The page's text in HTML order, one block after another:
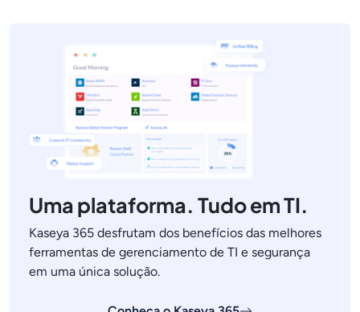
Uma plataforma. Tudo em TI.
Kaseya 365 desfrutam dos benefícios das melhores
ferramentas de gerenciamento de TI e segurança
em uma única solução.